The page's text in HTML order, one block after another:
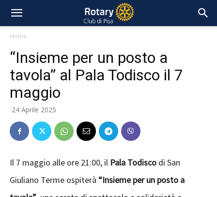
Home
“Insieme per un posto a
tavola” al Pala Todisco il 7
maggio
24 Aprile 2025
Il 7 maggio alle ore 21:00, il Pala Todisco di San
Giuliano Terme ospiterà “Insieme per un posto a